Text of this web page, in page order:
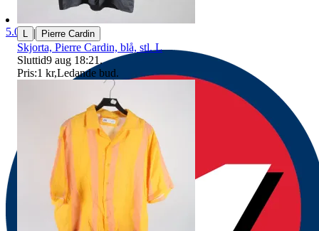
5.0 | Pierre Cardin
Skjorta, Pierre Cardin, blå, stl. L
Sluttid9 aug 18:21 .
Pris:1 kr,Ledande bud.